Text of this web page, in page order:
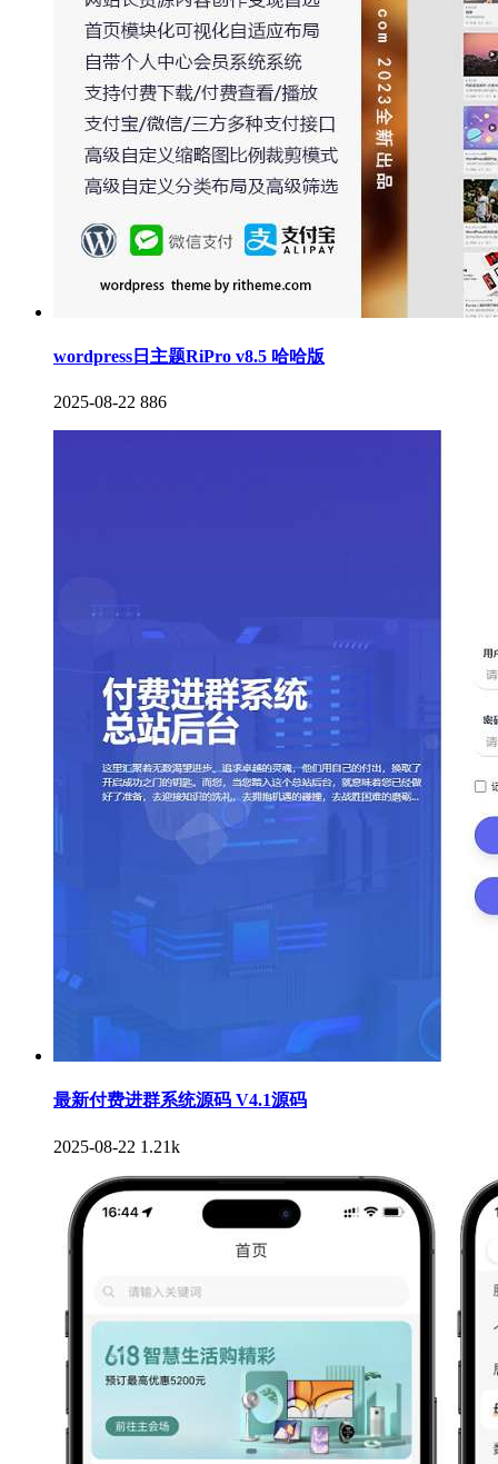
wordpress日主题RiPro v8.5 哈哈版
2025-08-22 886
最新付费进群系统源码 V4.1源码
2025-08-22 1.21k